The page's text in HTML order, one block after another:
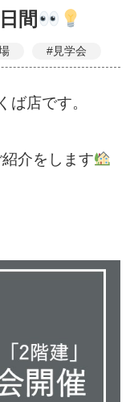
間
#見学会
ば店です。
介をします